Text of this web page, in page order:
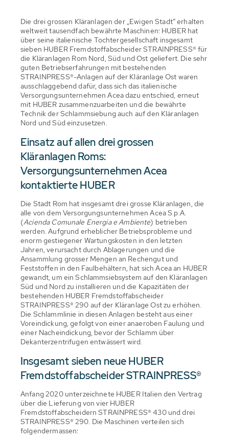
Die drei grossen Kläranlagen der „Ewigen Stadt“ erhalten
weltweit tausendfach bewährte Maschinen: HUBER hat
über seine italienische Tochtergesellschaft insgesamt
sieben HUBER Fremdstoffabscheider STRAINPRESS® für
die Kläranlagen Rom Nord, Süd und Ost geliefert. Die sehr
guten Betriebserfahrungen mit bestehenden
STRAINPRESS®-Anlagen auf der Kläranlage Ost waren
ausschlaggebend dafür, dass sich das italienische
Versorgungsunternehmen Acea dazu entschied, erneut
mit HUBER zusammenzuarbeiten und die bewährte
Technik der Schlammsiebung auch auf den Kläranlagen
Nord und Süd einzusetzen.
Einsatz auf allen drei grossen
Kläranlagen Roms:
Versorgungsunternehmen Acea
kontaktierte HUBER
Die Stadt Rom hat insgesamt drei grosse Kläranlagen, die
alle von dem Versorgungsunternehmen Acea S.p.A.
(Acienda Comunale Energia e Ambiente) betrieben
werden. Aufgrund erheblicher Betriebsprobleme und
enorm gestiegener Wartungskosten in den letzten
Jahren, verursacht durch Ablagerungen und die
Ansammlung grosser Mengen an Rechengut und
Feststoffen in den Faulbehältern, hat sich Acea an HUBER
gewandt, um ein Schlammsiebsystem auf den Kläranlagen
Süd und Nord zu installieren und die Kapazitäten der
bestehenden HUBER Fremdstoffabscheider
STRAINPRESS® 290 auf der Kläranlage Ost zu erhöhen.
Die Schlammlinie in diesen Anlagen besteht aus einer
Voreindickung, gefolgt von einer anaeroben Faulung und
einer Nacheindickung, bevor der Schlamm über
Dekanterzentrifugen entwässert wird.
Insgesamt sieben neue HUBER
Fremdstoffabscheider STRAINPRESS®
Anfang 2020 unterzeichnete HUBER Italien den Vertrag
über die Lieferung von vier HUBER
Fremdstoffabscheidern STRAINPRESS® 430 und drei
STRAINPRESS® 290. Die Maschinen verteilen sich
folgendermassen: